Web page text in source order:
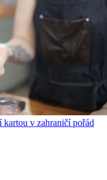
v zahraničí pořád